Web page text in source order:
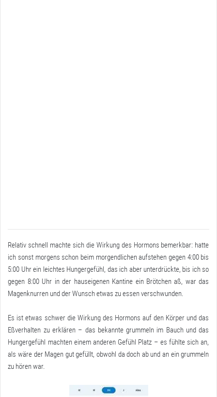
Relativ schnell machte sich die Wirkung des Hormons bemerkbar: hatte
ich sonst morgens schon beim morgendlichen aufstehen gegen 4:00 bis
5:00 Uhr ein leichtes Hungergefühl, das ich aber unterdrückte, bis ich so
gegen 8:00 Uhr in der hauseigenen Kantine ein Brötchen aß, war das
Magenknurren und der Wunsch etwas zu essen verschwunden.
Es ist etwas schwer die Wirkung des Hormons auf den Körper und das
Eßverhalten zu erklären – das bekannte grummeln im Bauch und das
Hungergefühl machten einem anderen Gefühl Platz – es fühlte sich an,
als wäre der Magen gut gefüllt, obwohl da doch ab und an ein grummeln
zu hören war.